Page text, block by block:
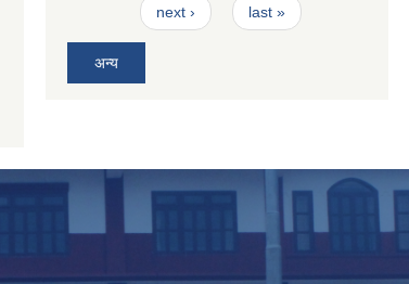
next › last »
अन्य